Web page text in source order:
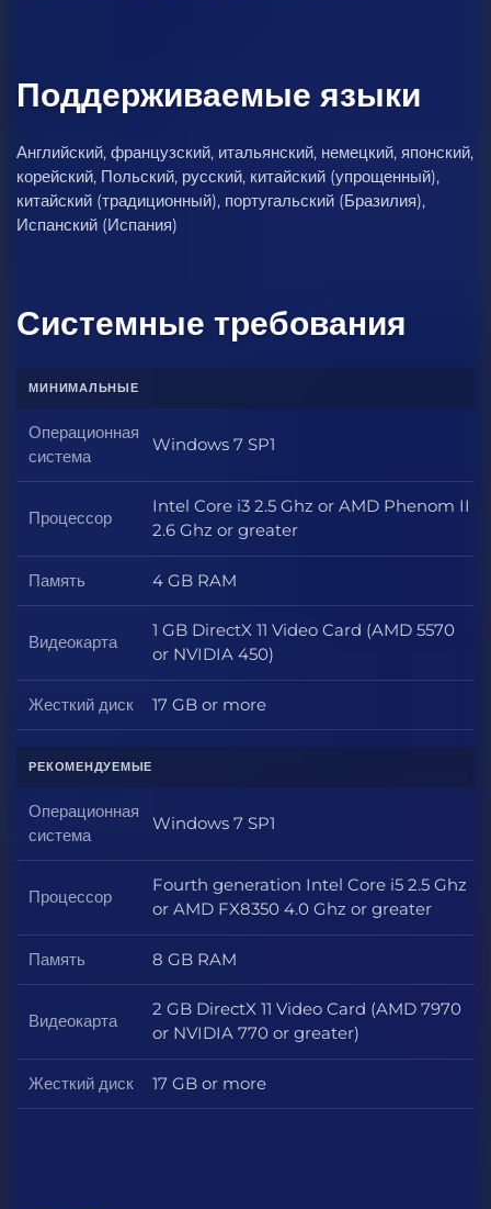
Поддерживаемые языки
Английский, французский, итальянский, немецкий, японский,
корейский, Польский, русский, китайский (упрощенный),
китайский (традиционный), португальский (Бразилия),
Испанский (Испания)
Системные требования
МИНИМАЛЬНЫЕ
Операционная
система
Операционная система
Windows 7 SP1
Процессор Процессор
Intel Core i3 2.5 Ghz or AMD Phenom II
2.6 Ghz or greater
Память Память
4 GB RAM
Видеокарта Видеокарта
1 GB DirectX 11 Video Card (AMD 5570
or NVIDIA 450)
Жесткий диск Жесткий диск
17 GB or more
РЕКОМЕНДУЕМЫЕ
Операционная
система
Операционная система
Windows 7 SP1
Процессор Процессор
Fourth generation Intel Core i5 2.5 Ghz
or AMD FX8350 4.0 Ghz or greater
Память Память
8 GB RAM
Видеокарта Видеокарта
2 GB DirectX 11 Video Card (AMD 7970
or NVIDIA 770 or greater)
Жесткий диск Жесткий диск
17 GB or more